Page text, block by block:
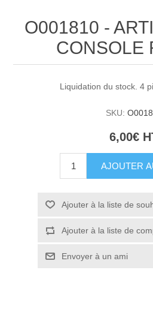
O001810 -
CONSOLE
Liquidation du stock. 4
SKU:
6,00€
AJOUTER
Ajouter à la liste de
Ajouter à la liste de
Envoyer à un ami